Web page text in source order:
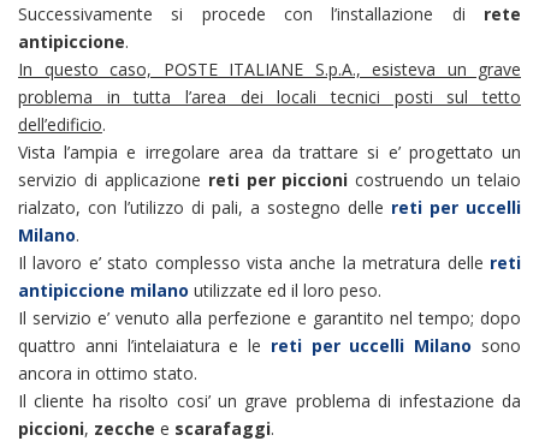
Successivamente si procede con l’installazione di rete
antipiccione.
In questo caso, POSTE ITALIANE S.p.A., esisteva un grave
problema in tutta l’area dei locali tecnici posti sul tetto
dell’edificio.
Vista l’ampia e irregolare area da trattare si e’ progettato un
servizio di applicazione reti per piccioni costruendo un telaio
rialzato, con l’utilizzo di pali, a sostegno delle reti per uccelli
Milano.
Il lavoro e’ stato complesso vista anche la metratura delle reti
antipiccione milano utilizzate ed il loro peso.
Il servizio e’ venuto alla perfezione e garantito nel tempo; dopo
quattro anni l’intelaiatura e le reti per uccelli Milano sono
ancora in ottimo stato.
Il cliente ha risolto cosi’ un grave problema di infestazione da
piccioni, zecche e scarafaggi.